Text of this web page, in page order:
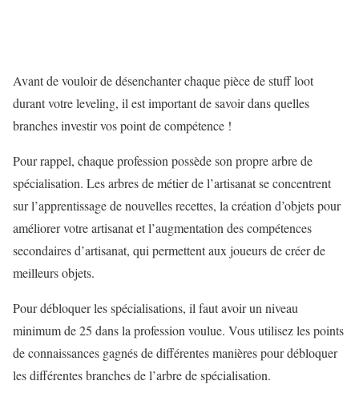
Avant de vouloir de désenchanter chaque pièce de stuff loot
durant votre leveling, il est important de savoir dans quelles
branches investir vos point de compétence !
Pour rappel, chaque profession possède son propre arbre de
spécialisation. Les arbres de métier de l’artisanat se concentrent
sur l’apprentissage de nouvelles recettes, la création d’objets pour
améliorer votre artisanat et l’augmentation des compétences
secondaires d’artisanat, qui permettent aux joueurs de créer de
meilleurs objets.
Pour débloquer les spécialisations, il faut avoir un niveau
minimum de 25 dans la profession voulue. Vous utilisez les points
de connaissances gagnés de différentes manières pour débloquer
les différentes branches de l’arbre de spécialisation.